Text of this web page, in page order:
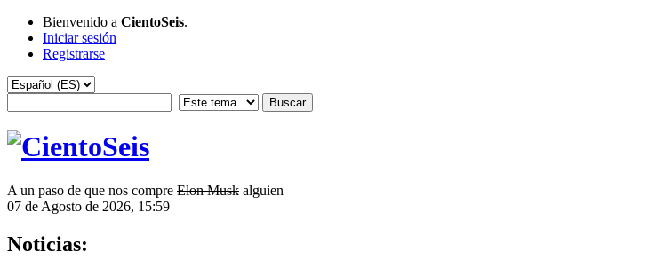
Bienvenido a CientoSeis.
Iniciar sesión
Registrarse
A un paso de que nos compre Elon Musk alguien
07 de Agosto de 2026, 15:59
Noticias: